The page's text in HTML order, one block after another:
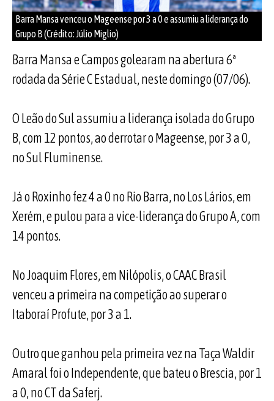
Barra Mansa venceu o Mageense por 3 a 0 e assumiu a liderança do
Grupo B (Crédito: Júlio Miglio)
Barra Mansa e Campos golearam na abertura 6ª
rodada da Série C Estadual, neste domingo (07/06).
O Leão do Sul assumiu a liderança isolada do Grupo
B, com 12 pontos, ao derrotar o Mageense, por 3 a 0,
no Sul Fluminense.
Já o Roxinho fez 4 a 0 no Rio Barra, no Los Lários, em
Xerém, e pulou para a vice-liderança do Grupo A, com
14 pontos.
No Joaquim Flores, em Nilópolis, o CAAC Brasil
venceu a primeira na competição ao superar o
Itaboraí Profute, por 3 a 1.
Outro que ganhou pela primeira vez na Taça Waldir
Amaral foi o Independente, que bateu o Brescia, por 1
a 0, no CT da Saferj.